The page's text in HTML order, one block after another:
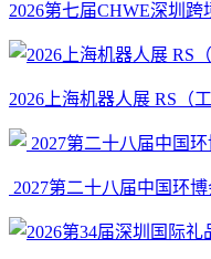
2026第七届CHWE深圳跨
2026上海机器人展 RS（工
2027第二十八届中国环